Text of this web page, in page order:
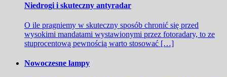
Niedrogi i skuteczny antyradar
O ile pragniemy w skuteczny sposób chronić się przed
wysokimi mandatami wystawionymi przez fotoradary, to ze
stuprocentową pewnością warto stosować […]
Nowoczesne lampy